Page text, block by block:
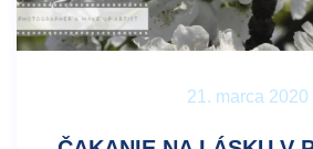
21. marca 2020